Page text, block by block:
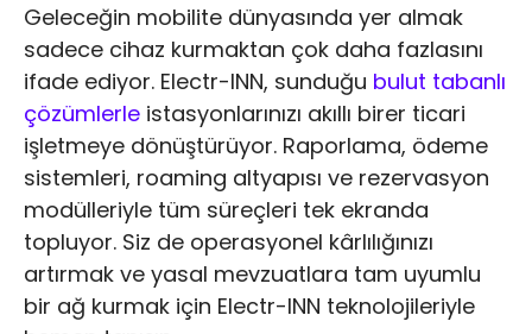
Geleceğin mobilite dünyasında yer almak
sadece cihaz kurmaktan çok daha fazlasını
ifade ediyor. Electr-INN, sunduğu bulut tabanlı
çözümlerle istasyonlarınızı akıllı birer ticari
işletmeye dönüştürüyor. Raporlama, ödeme
sistemleri, roaming altyapısı ve rezervasyon
modülleriyle tüm süreçleri tek ekranda
topluyor. Siz de operasyonel kârlılığınızı
artırmak ve yasal mevzuatlara tam uyumlu
bir ağ kurmak için Electr-INN teknolojileriyle